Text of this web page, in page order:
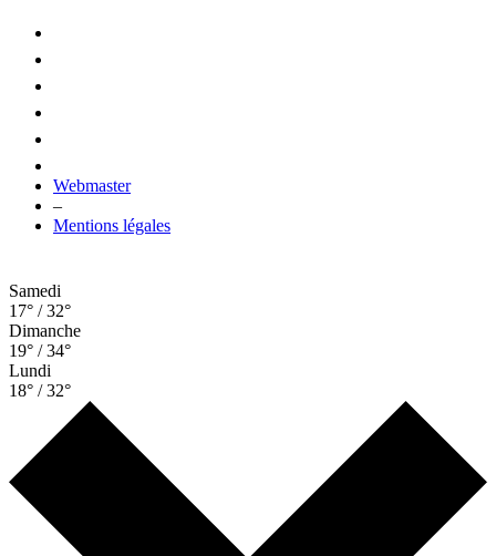
Webmaster
–
Mentions légales
Samedi
17° / 32°
Dimanche
19° / 34°
Lundi
18° / 32°